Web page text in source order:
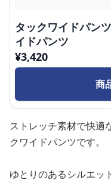
タックワイドパン
イドパンツ
¥3,420
商
ストレッチ素材で快適
クワイドパンツです。
ゆとりのあるシルエッ